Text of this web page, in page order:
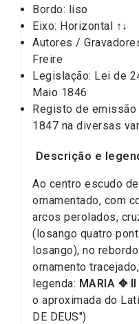
Bordo: liso
Eixo: Horizontal ↑↓
Autores /
Freire
Legislação: Lei de
Maio 1846
Registo de emissão
1847 na diversas
Descrição e
Ao centro escudo
ornamentado, com
arcos perolados,
(losango quatro
losango), no
ornamento
legenda: MARIA ✥
o aproximada do
DE DEUS")